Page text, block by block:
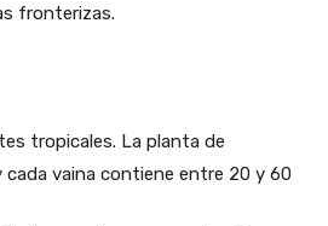
fronterizas.
tropicales. La planta de
vaina contiene entre 20 y 60